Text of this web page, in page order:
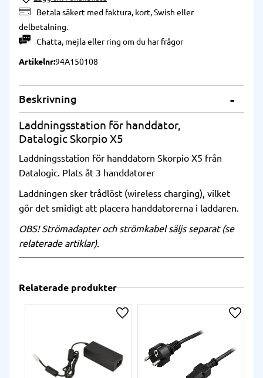
Betala säkert med faktura, kort, Swish eller
delbetalning.
Chatta, mejlaellerring om du har frågor
Artikelnr94A150108
Beskrivning
Laddningsstation för handdator,
Datalogic Skorpio X5
Laddningsstation för handdatorn Skorpio X5 från
Datalogic. Plats åt 3 handdatorer
Laddningen sker trådlöst (wireless charging), vilket
gör det smidigt att placera handdatorerna i laddaren.
OBS! Strömadapter och strömkabel säljs separat (se
relaterade artiklar).
Relaterade produkter
Lägg till i önskelista Lägg